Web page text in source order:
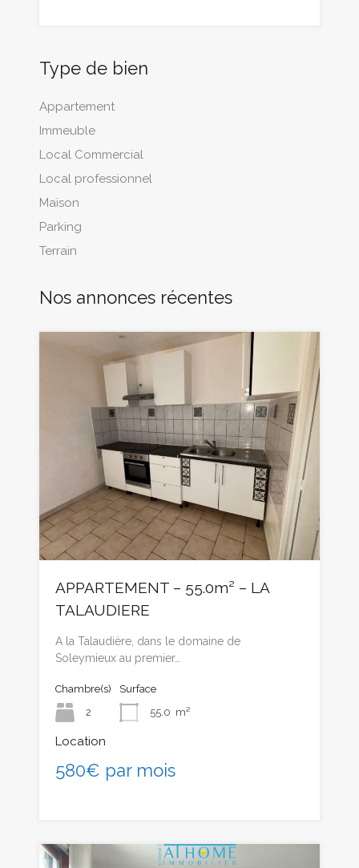
Type de bien
Appartement
Immeuble
Local Commercial
Local professionnel
Maison
Parking
Terrain
Nos annonces récentes
APPARTEMENT – 55.0m² – LA
TALAUDIERE
A la Talaudière, dans le domaine de
Soleymieux au premier…
Chambre(s)
2
Surface
55.0 m²
Location
580€ par mois